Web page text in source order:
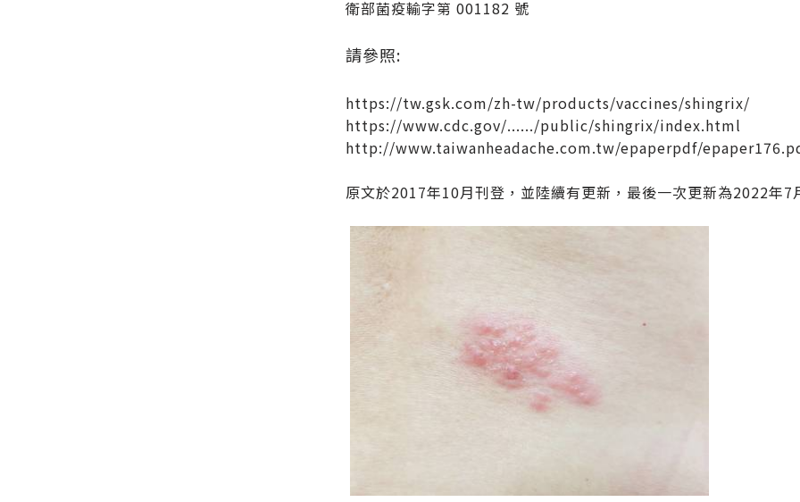
衛部菌疫輸字第 001182 號
請參照:
https://tw.gsk.com/zh-tw/products/vaccines/shingrix/
https://www.cdc.gov/....../public/shingrix/index.html
http://www.taiwanheadache.com.tw/epaperpdf/
原文於2017年10月刊登，並陸續有更新，最後一次更新為2022年7